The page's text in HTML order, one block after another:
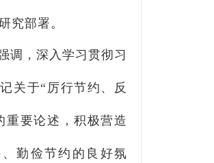
究部署。
调 ， 深入学习贯彻习
关于“厉行节约、反
重要论述，积极营造
勤俭节约的良好氛